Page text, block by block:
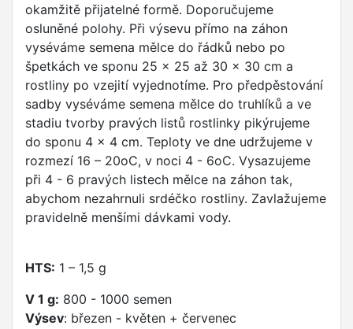
okamžitě přijatelné formě. Doporučujeme
osluněné polohy. Při výsevu přímo na záhon
vyséváme semena mělce do řádků nebo po
špetkách ve sponu 25 x 25 až 30 x 30 cm a
rostliny po vzejití vyjednotíme. Pro předpěstování
sadby vyséváme semena mělce do truhlíků a ve
stadiu tvorby pravých listů rostlinky pikýrujeme
do sponu 4 x 4 cm. Teploty ve dne udržujeme v
rozmezí 16 – 20oC, v noci 4 - 6oC. Vysazujeme
při 4 - 6 pravých listech mělce na záhon tak,
abychom nezahrnuli srdéčko rostliny. Zavlažujeme
pravidelně menšími dávkami vody.
HTS: 1 – 1,5 g
V 1 g: 800 - 1000 semen
Výsev: březen - květen + červenec